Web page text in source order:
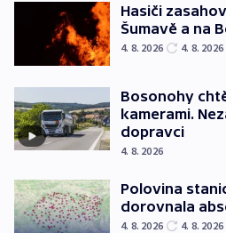
Hasiči
Šumavě a na
4. 8. 2026 4. 8. 2026
Bosonohy
kamerami.
dopravci
4. 8. 2026
Polovina
dorovnala
4. 8. 2026 4. 8. 2026